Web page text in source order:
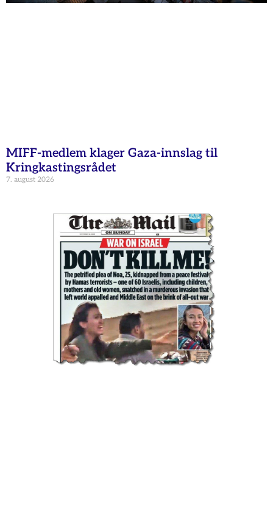
MIFF-medlem klager Gaza-innslag til
Kringkastingsrådet
7. august 2026